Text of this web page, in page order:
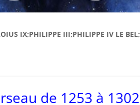
IX;PHILIPPE III;PHILIPPE IV LE BEL;
de 1253 à 1302